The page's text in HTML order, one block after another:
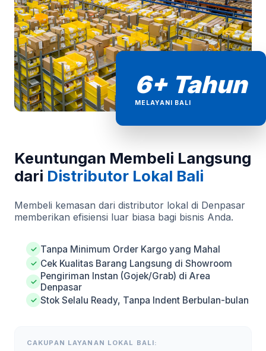
6+ Tahun
MELAYANI BALI
Keuntungan Membeli Langsung
dari Distributor Lokal Bali
Membeli kemasan dari distributor lokal di Denpasar
memberikan efisiensi luar biasa bagi bisnis Anda.
✓ Tanpa Minimum Order Kargo yang Mahal
✓ Cek Kualitas Barang Langsung di Showroom
✓ Pengiriman Instan (Gojek/Grab) di Area
Denpasar
✓ Stok Selalu Ready, Tanpa Indent Berbulan-bulan
CAKUPAN LAYANAN LOKAL BALI: